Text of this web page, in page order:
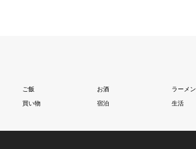
ご飯 お酒
ラーメン
買い物 宿泊 生活